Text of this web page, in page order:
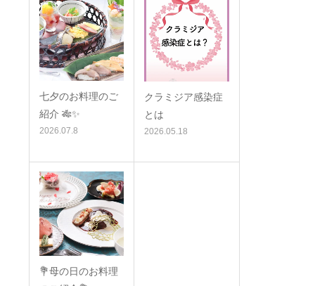
七夕のお料理のご
紹介 🎋✨
2026.07.8
クラミジア感染症
とは
2026.05.18
💐母の日のお料理